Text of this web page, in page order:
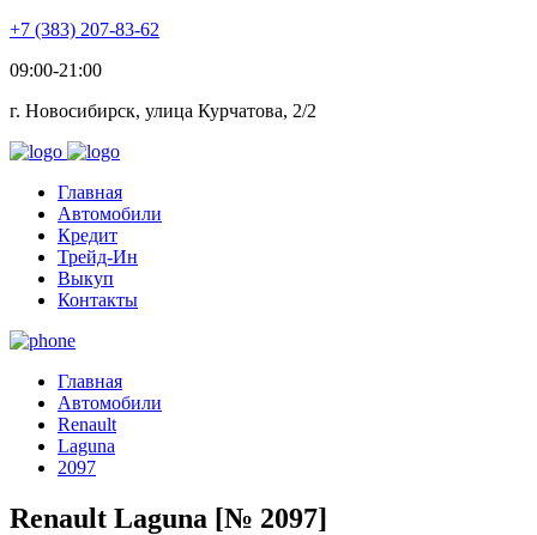
+7 (383) 207-83-62
09:00-21:00
г. Новосибирск, улица Курчатова, 2/2
Главная
Автомобили
Кредит
Трейд-Ин
Выкуп
Контакты
Главная
Автомобили
Renault
Laguna
2097
Renault Laguna [№ 2097]